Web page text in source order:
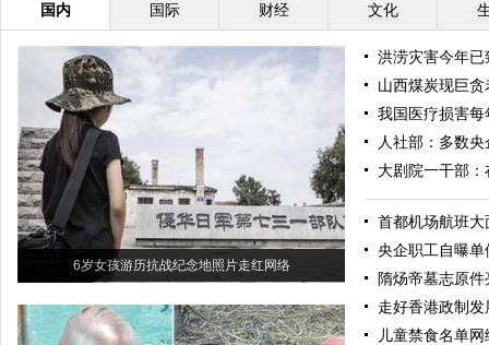
国内 国际 财经 文化
6岁女孩游历抗战纪念地照片走红网络
洪涝灾害今年
山西煤炭现巨
我国医疗损害
人社部：多数
大剧院一干部
首都机场航班
央企职工自曝
隋炀帝墓志原
走好香港政制
儿童禁食名单